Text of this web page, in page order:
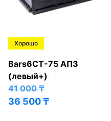
Хорошо
Bars6СТ-75 АПЗ
(левый+)
41 000₸
36 500₸